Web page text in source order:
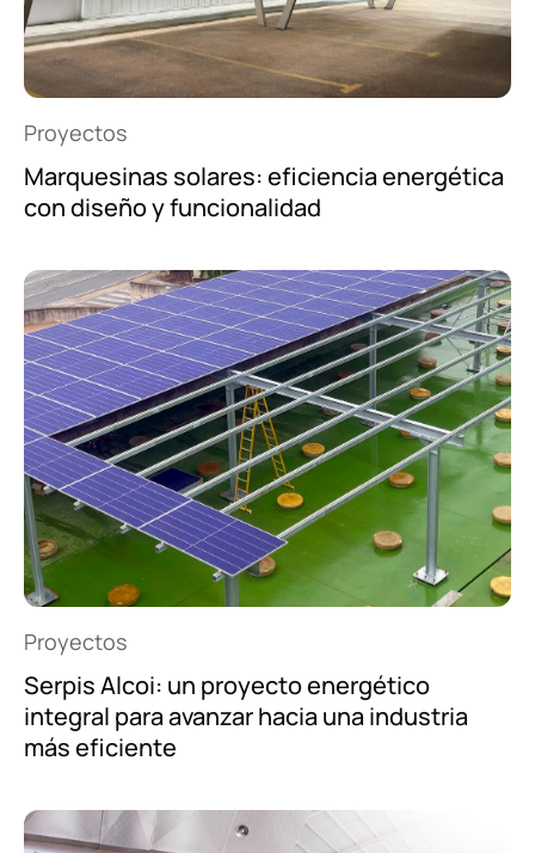
Proyectos
Marquesinas solares: eficiencia energética
con diseño y funcionalidad
Proyectos
Serpis Alcoi: un proyecto energético
integral para avanzar hacia una industria
más eficiente